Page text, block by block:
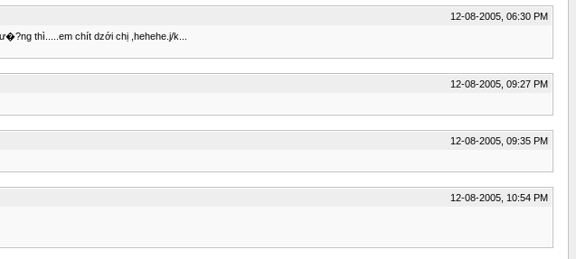
12-08-2005, 06:30 PM
thì.....em chít dzới chị ,hehehe.j/k...
12-08-2005, 09:27 PM
12-08-2005, 09:35 PM
12-08-2005, 10:54 PM